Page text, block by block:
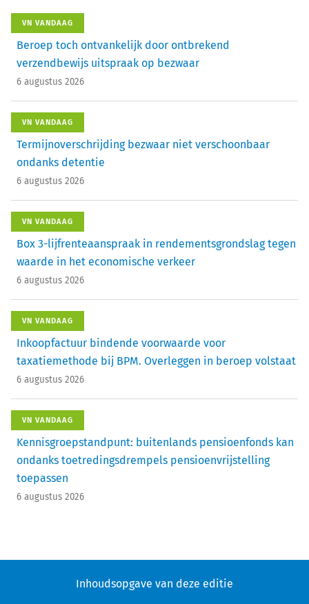
VN VANDAAG
Beroep toch ontvankelijk door ontbrekend
verzendbewijs uitspraak op bezwaar
6 augustus 2026
VN VANDAAG
Termijnoverschrijding bezwaar niet verschoonbaar
ondanks detentie
6 augustus 2026
VN VANDAAG
Box 3-lijfrenteaanspraak in rendementsgrondslag tegen
waarde in het economische verkeer
6 augustus 2026
VN VANDAAG
Inkoopfactuur bindende voorwaarde voor
taxatiemethode bij BPM. Overleggen in beroep volstaat
6 augustus 2026
VN VANDAAG
Kennisgroepstandpunt: buitenlands pensioenfonds kan
ondanks toetredingsdrempels pensioenvrijstelling
toepassen
6 augustus 2026
Inhoudsopgave van deze editie